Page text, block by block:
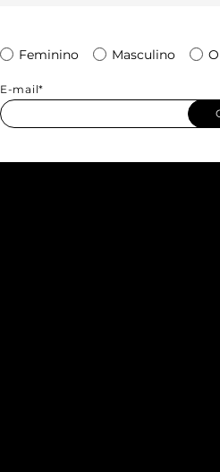
Feminino Masculino
E-mail*